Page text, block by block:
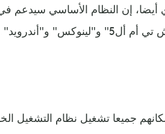
أيضا، إن النظام الأساسي سيدعم